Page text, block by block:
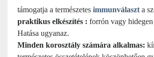
támogatja a természetes immunválaszt a
praktikus elkészítés : forrón vagy
Hatása ugyanaz.
Minden korosztály számára alkalmas: